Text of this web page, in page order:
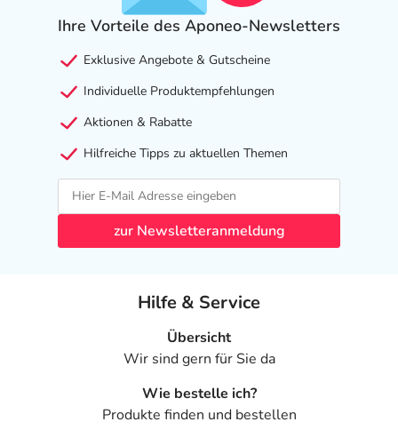
Ihre Vorteile des Aponeo-Newsletters
Exklusive Angebote & Gutscheine
Individuelle Produktempfehlungen
Aktionen & Rabatte
Hilfreiche Tipps zu aktuellen Themen
zur Newsletteranmeldung
Hilfe & Service
Übersicht
Wir sind gern für Sie da
Wie bestelle ich?
Produkte finden und bestellen